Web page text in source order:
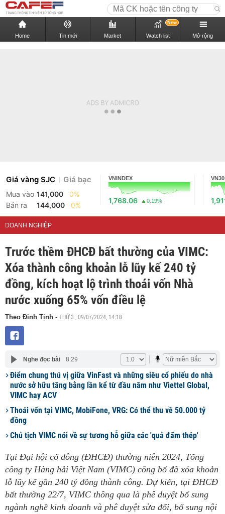
Home Tin mới Market Watch list
New
Mở rộng
Giá vàng SJC Giá bạc
Mua vào 141,000
0%
Bán ra
144,000 0%
VNINDEX
1,768.06 0.19%
VN30
DOANH NGHIỆP
Trước thềm ĐHCĐ bất thường của VIMC:
Xóa thành công khoản lỗ lũy kế 240 tỷ
đồng, kích hoạt lộ trình thoái vốn Nhà
nước xuống 65% vốn điều lệ
Theo Đinh Tịnh - THỨ 3 , 09/07/2024, 14:18
Nghe đọc bài 8:29
Điểm chung thú vị giữa VinFast và những siêu cổ phiếu do nhà
nước sở hữu tăng bằng lần kể từ đầu năm như Viettel Global,
VIMC hay ACV
Thoái vốn tại VIMC, MobiFone, VRG: Có thể thu về 50.000 tỷ
đồng
Chủ tịch VIMC nói về sự tương hỗ giữa các 'quả đấm thép'
Tại Đại hội cổ đông (ĐHCĐ) thường niên 2024, Tổng
công ty Hàng hải Việt Nam (VIMC) công bố đã xóa khoản
lỗ lũy kế gần 240 tỷ đồng thành công. Dự kiến, tại ĐHCĐ
bất thường 22/7, VIMC thông qua là phê duyệt bổ sung
ngành nghề kinh doanh và phê duyệt sửa đổi, bổ sung nội